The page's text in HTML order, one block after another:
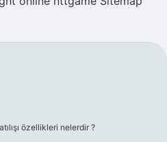
özellikleri nelerdir ?